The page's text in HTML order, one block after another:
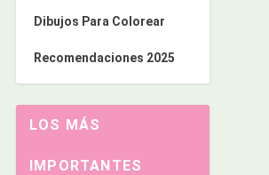
Dibujos Para Colorear
Recomendaciones 2025
LOS MÁS
IMPORTANTES